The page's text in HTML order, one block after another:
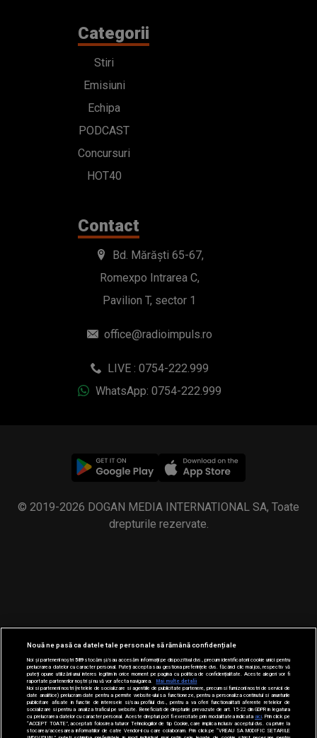
Categorii
Stiri
Emisiuni
Echipa
PODCAST
Concursuri
HOT40
Contact
Bd. Mărăști 65-67,
Romexpo Intrarea C,
Pavilion T, sector 1
office@radioimpuls.ro
LIVE : 0754-222.999
WhatsApp: 0754-222.999
© 2019-2026 DOGAN MEDIA INTERNATIONAL SA, Toate
drepturile rezervate.
Nouă ne pasă ca datele tale personale să rămână confidențiale
Noi și partenerii noștri589stocăm și/sau accesăm informații pe dispozitivul dvs., precum identificatorii cookie unici pentru
prelucrarea datelor cu caracter personal. Puteți accepta sau gestiona preferințele dvs. făcând clic mai jos, respectiv vă
puteți opune utilizării unui interes legitim în orice moment pe pagina cu politica de confidențialitate. Aceste alegeri vor fi
raportate partenerilor noștri și nu vă vor afecta navigarea.
Mai multe detalii
Noi si partenerii nostri (retelele de socializare si agentiile de publicitate partenere, precum si furnizorii nostri de servicii de
date analitice) prelucram date pentru a permite website-ului sa functioneze, pentru a personaliza continutul si anunturile
publicitare afisate in functie de interesele si/sau profilul dvs., pentru a va oferi functionalitati aferente retelelor de
socializare si pentru a analiza traficul pe website. Beneficiati de drepturile prevazute de art. 15-22 din GDPR in legatura
cu prelucrarea datelor cu caracter personal. Aceste drepturi pot fi exercitate prin modalitatea indicataaici . Prin click pe
“ACCEPT TOATE”, acceptati folosirea tuturor Tehnologiilor de tip Cookie, care implica inclusiv acceptul dvs. cu privire la
stocarea/accesarea informatiilor de catre Vendor-ii cu care colaboram. Prin click pe “VREAU SA MODIFIC SETARILE